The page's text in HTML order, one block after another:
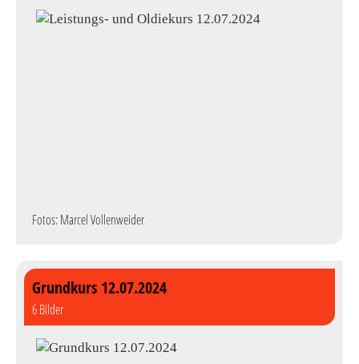
Fotos: Marcel Vollenweider
Grundkurs 12.07.2024
6 Bilder